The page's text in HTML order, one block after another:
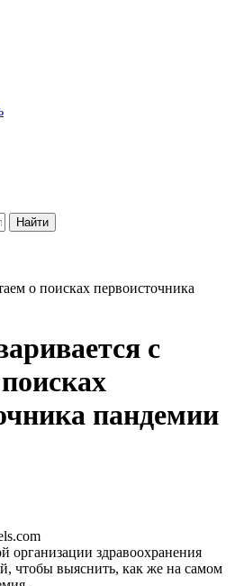
Найти
о поисках первоисточника
с
пандемии
организации здравоохранения
чтобы выяснить, как же на самом